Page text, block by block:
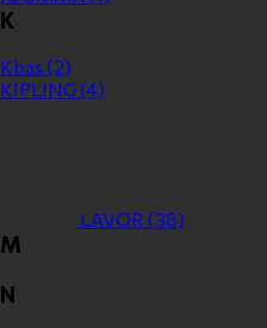
K
Kbas (2)
KIPLING (4)
LAVOR (38)
M
N